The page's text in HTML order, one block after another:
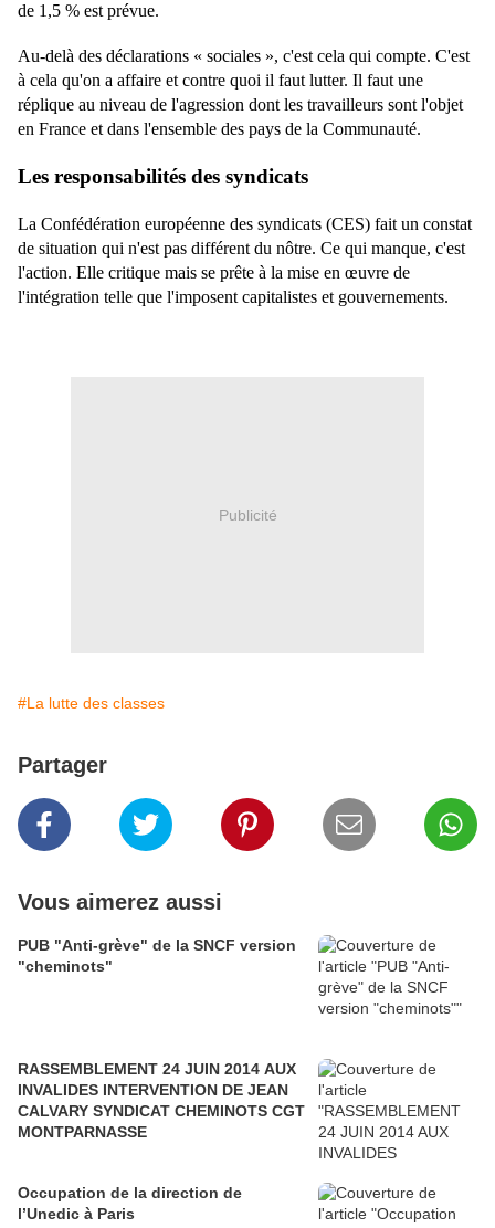
de 1,5 % est prévue.
Au-delà des déclarations « sociales », c'est cela qui compte. C'est
à cela qu'on a affaire et contre quoi il faut lutter. Il faut une
réplique au niveau de l'agression dont les travailleurs sont l'objet
en France et dans l'ensemble des pays de la Communauté.
Les responsabilités des syndicats
La Confédération européenne des syndicats (CES) fait un constat
de situation qui n'est pas différent du nôtre. Ce qui manque, c'est
l'action. Elle critique mais se prête à la mise en œuvre de
l'intégration telle que l'imposent capitalistes et gouvernements.
Publicité
#La lutte des classes
Partager
Vous aimerez aussi
PUB "Anti-grève" de la SNCF version
"cheminots"
RASSEMBLEMENT 24 JUIN 2014 AUX
INVALIDES INTERVENTION DE JEAN
CALVARY SYNDICAT CHEMINOTS CGT
MONTPARNASSE
Occupation de la direction de
l’Unedic à Paris